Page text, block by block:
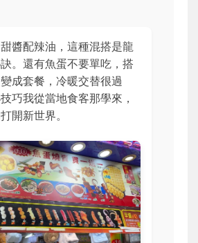
醬配辣油，這種混搭是龍
。還有魚蛋不要單吃，搭
成套餐，冷暖交替很過
巧我從當地食客那學來，
開新世界。